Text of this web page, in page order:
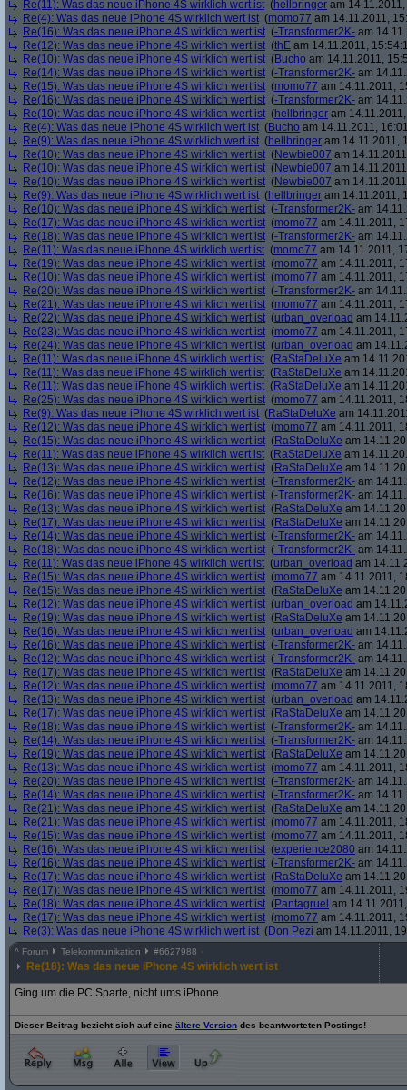
Re(11): Was das neue iPhone 4S wirklich wert ist (hellbringer am
Re(4): Was das neue iPhone 4S wirklich wert ist (momo77 am 14.11.2011,
Re(16): Was das neue iPhone 4S wirklich wert ist (-Transformer2K- am
Re(12): Was das neue iPhone 4S wirklich wert ist (thE am 14.11.2011,
Re(10): Was das neue iPhone 4S wirklich wert ist (Bucho am 14.11.2011,
Re(14): Was das neue iPhone 4S wirklich wert ist (-Transformer2K- am
Re(15): Was das neue iPhone 4S wirklich wert ist (momo77 am 14.11.2011,
Re(16): Was das neue iPhone 4S wirklich wert ist (-Transformer2K- am
Re(10): Was das neue iPhone 4S wirklich wert ist (hellbringer am
Re(4): Was das neue iPhone 4S wirklich wert ist (Bucho am 14.11.2011,
Re(9): Was das neue iPhone 4S wirklich wert ist (hellbringer am 14.11.2011,
Re(10): Was das neue iPhone 4S wirklich wert ist (Newbie007 am
Re(10): Was das neue iPhone 4S wirklich wert ist (Newbie007 am
Re(10): Was das neue iPhone 4S wirklich wert ist (Newbie007 am
Re(9): Was das neue iPhone 4S wirklich wert ist (hellbringer am 14.11.2011,
Re(10): Was das neue iPhone 4S wirklich wert ist (-Transformer2K- am
Re(17): Was das neue iPhone 4S wirklich wert ist (momo77 am 14.11.2011,
Re(18): Was das neue iPhone 4S wirklich wert ist (-Transformer2K- am
Re(11): Was das neue iPhone 4S wirklich wert ist (momo77 am 14.11.2011,
Re(19): Was das neue iPhone 4S wirklich wert ist (momo77 am 14.11.2011,
Re(10): Was das neue iPhone 4S wirklich wert ist (momo77 am 14.11.2011,
Re(20): Was das neue iPhone 4S wirklich wert ist (-Transformer2K- am
Re(21): Was das neue iPhone 4S wirklich wert ist (momo77 am 14.11.2011,
Re(22): Was das neue iPhone 4S wirklich wert ist (urban_overload am
Re(23): Was das neue iPhone 4S wirklich wert ist (momo77 am 14.11.2011,
Re(24): Was das neue iPhone 4S wirklich wert ist (urban_overload am
Re(11): Was das neue iPhone 4S wirklich wert ist (RaStaDeluXe am
Re(11): Was das neue iPhone 4S wirklich wert ist (RaStaDeluXe am
Re(11): Was das neue iPhone 4S wirklich wert ist (RaStaDeluXe am
Re(25): Was das neue iPhone 4S wirklich wert ist (momo77 am 14.11.2011,
Re(9): Was das neue iPhone 4S wirklich wert ist (RaStaDeluXe am
Re(12): Was das neue iPhone 4S wirklich wert ist (momo77 am 14.11.2011,
Re(15): Was das neue iPhone 4S wirklich wert ist (RaStaDeluXe am
Re(11): Was das neue iPhone 4S wirklich wert ist (RaStaDeluXe am
Re(13): Was das neue iPhone 4S wirklich wert ist (RaStaDeluXe am
Re(12): Was das neue iPhone 4S wirklich wert ist (-Transformer2K- am
Re(16): Was das neue iPhone 4S wirklich wert ist (-Transformer2K- am
Re(13): Was das neue iPhone 4S wirklich wert ist (RaStaDeluXe am
Re(17): Was das neue iPhone 4S wirklich wert ist (RaStaDeluXe am
Re(14): Was das neue iPhone 4S wirklich wert ist (-Transformer2K- am
Re(18): Was das neue iPhone 4S wirklich wert ist (-Transformer2K- am
Re(11): Was das neue iPhone 4S wirklich wert ist (urban_overload am
Re(15): Was das neue iPhone 4S wirklich wert ist (momo77 am 14.11.2011,
Re(15): Was das neue iPhone 4S wirklich wert ist (RaStaDeluXe am
Re(12): Was das neue iPhone 4S wirklich wert ist (urban_overload am
Re(19): Was das neue iPhone 4S wirklich wert ist (RaStaDeluXe am
Re(16): Was das neue iPhone 4S wirklich wert ist (urban_overload am
Re(16): Was das neue iPhone 4S wirklich wert ist (-Transformer2K- am
Re(12): Was das neue iPhone 4S wirklich wert ist (-Transformer2K- am
Re(17): Was das neue iPhone 4S wirklich wert ist (RaStaDeluXe am
Re(12): Was das neue iPhone 4S wirklich wert ist (momo77 am 14.11.2011,
Re(13): Was das neue iPhone 4S wirklich wert ist (urban_overload am
Re(17): Was das neue iPhone 4S wirklich wert ist (RaStaDeluXe am
Re(18): Was das neue iPhone 4S wirklich wert ist (-Transformer2K- am
Re(14): Was das neue iPhone 4S wirklich wert ist (-Transformer2K- am
Re(19): Was das neue iPhone 4S wirklich wert ist (RaStaDeluXe am
Re(13): Was das neue iPhone 4S wirklich wert ist (momo77 am 14.11.2011,
Re(20): Was das neue iPhone 4S wirklich wert ist (-Transformer2K- am
Re(14): Was das neue iPhone 4S wirklich wert ist (-Transformer2K- am
Re(21): Was das neue iPhone 4S wirklich wert ist (RaStaDeluXe am
Re(21): Was das neue iPhone 4S wirklich wert ist (momo77 am 14.11.2011,
Re(15): Was das neue iPhone 4S wirklich wert ist (momo77 am 14.11.2011,
Re(16): Was das neue iPhone 4S wirklich wert ist (experience2080 am
Re(16): Was das neue iPhone 4S wirklich wert ist (-Transformer2K- am
Re(17): Was das neue iPhone 4S wirklich wert ist (RaStaDeluXe am
Re(17): Was das neue iPhone 4S wirklich wert ist (momo77 am 14.11.2011,
Re(18): Was das neue iPhone 4S wirklich wert ist (Pantagruel am
Re(17): Was das neue iPhone 4S wirklich wert ist (momo77 am 14.11.2011,
Re(3): Was das neue iPhone 4S wirklich wert ist (Don Pezi am 14.11.2011,
^ Forum Telekommunikation #6627988
Re(18): Was das neue iPhone 4S wirklich wert ist
Ging um die PC Sparte, nicht ums iPhone.
Dieser Beitrag bezieht sich auf eine ältere Version des beantworteten Postings!